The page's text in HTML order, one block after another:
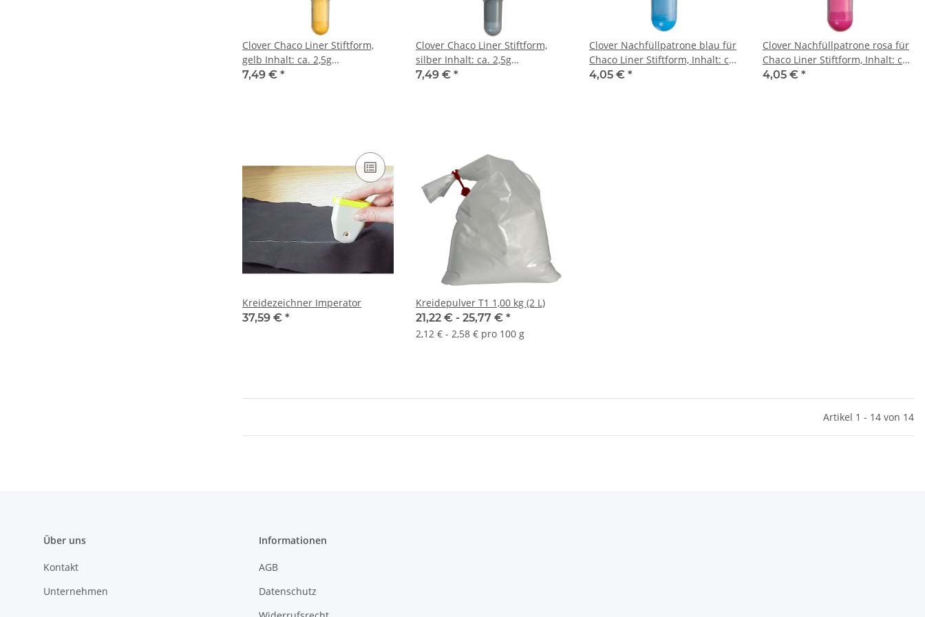
Clover Chaco Liner Stiftform,
gelb Inhalt: ca. 2,5g
Kreidepulver
7,49 € *
Clover Chaco Liner Stiftform,
silber Inhalt: ca. 2,5g
Kreidepulver
7,49 € *
Clover Nachfüllpatrone blau für
Chaco Liner Stiftform, Inhalt: ca.
2,5g Kreidepulver
4,05 € *
Clover Nachfüllpatrone rosa für
Chaco Liner Stiftform, Inhalt: ca.
2,5g Kreidepulver
4,05 € *
Kreidezeichner Imperator
37,59 € *
Kreidepulver T1 1,00 kg (2 L)
21,22 € - 25,77 € *
2,12 € - 2,58 € pro 100 g
Artikel 1 - 14 von 14
Über uns
Kontakt
Unternehmen
Informationen
AGB
Datenschutz